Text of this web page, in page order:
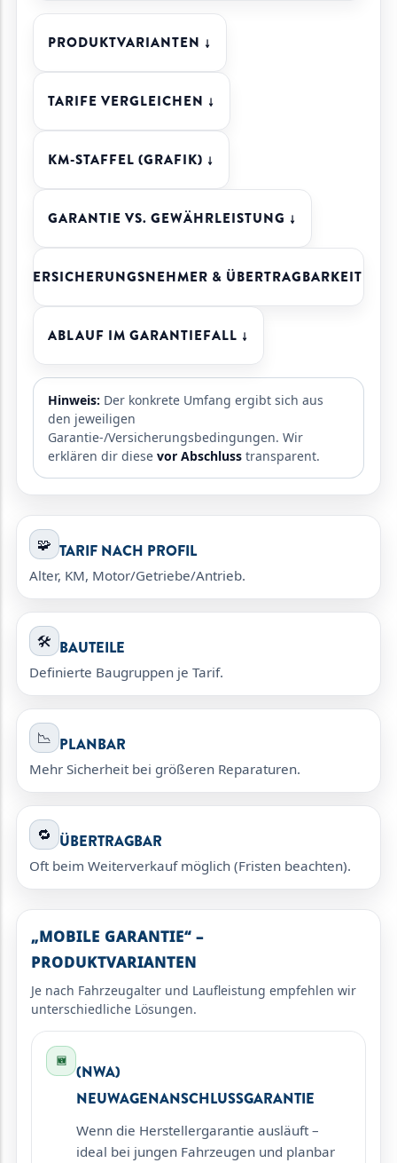
PRODUKTVARIANTEN ↓
TARIFE VERGLEICHEN ↓
KM-STAFFEL (GRAFIK) ↓
GARANTIE VS. GEWÄHRLEISTUNG ↓
VERSICHERUNGSNEHMER & ÜBERTRAGBARKEIT ↓
ABLAUF IM GARANTIEFALL ↓
Hinweis: Der konkrete Umfang ergibt sich aus
den jeweiligen
Garantie-/Versicherungsbedingungen. Wir
erklären dir diese vor Abschluss transparent.
🧩 TARIF NACH PROFIL
Alter, KM, Motor/Getriebe/Antrieb.
🛠️ BAUTEILE
Definierte Baugruppen je Tarif.
📉 PLANBAR
Mehr Sicherheit bei größeren Reparaturen.
🔁 ÜBERTRAGBAR
Oft beim Weiterverkauf möglich (Fristen beachten).
„MOBILE GARANTIE“ –
PRODUKTVARIANTEN
Je nach Fahrzeugalter und Laufleistung empfehlen wir
unterschiedliche Lösungen.
🆕
(NWA)
NEUWAGENANSCHLUSSGARANTIE
Wenn die Herstellergarantie ausläuft –
ideal bei jungen Fahrzeugen und planbar